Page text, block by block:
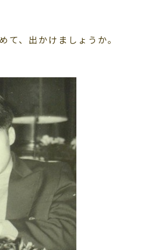
て、出かけましょうか。